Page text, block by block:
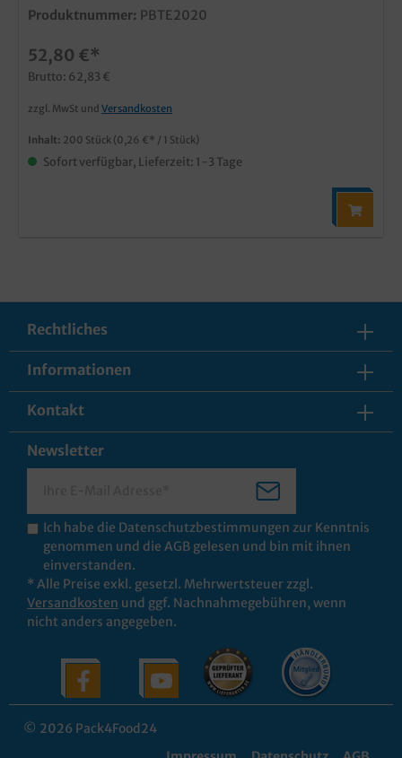
Produktnummer: PBTE2020
52,80 €*
Brutto: 62,83 €
zzgl. MwSt und Versandkosten
Inhalt: 200 Stück (0,26 €* / 1 Stück)
Sofort verfügbar, Lieferzeit: 1-3 Tage
Rechtliches
Informationen
Kontakt
Newsletter
Ich habe die Datenschutzbestimmungen zur Kenntnis
genommen und die AGB gelesen und bin mit ihnen
einverstanden.
* Alle Preise exkl. gesetzl. Mehrwertsteuer zzgl.
Versandkosten und ggf. Nachnahmegebühren, wenn
nicht anders angegeben.
© 2026 Pack4Food24